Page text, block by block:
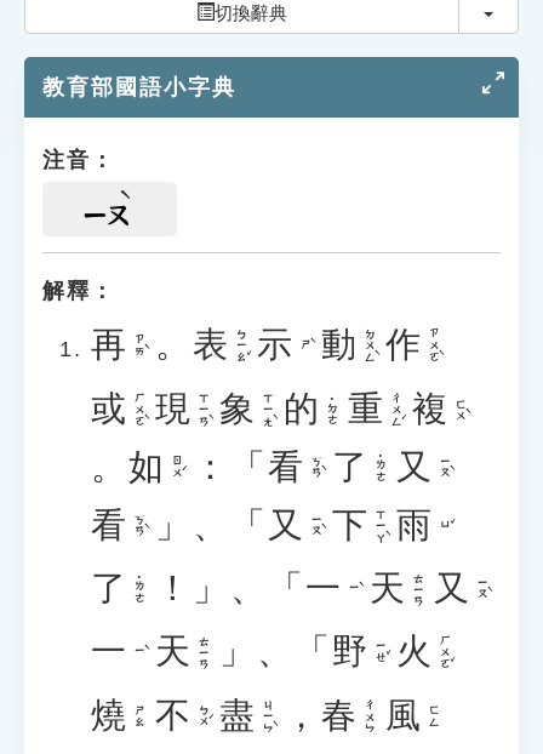
切換辭典 切換
教育部國語小字典
注音：
ㄧㄡ
解釋：
再 ㄗㄞˋ 。 表 ㄅㄧㄠˇ 示 ㄕˋ 動 ㄉㄨㄥˋ 作 ㄗㄨㄛˋ
或 ㄏㄨㄛˋ 現 ㄒㄧㄢˋ 象 ㄒㄧㄤˋ 的 ˙ㄉㄜ 重 ㄔㄨㄥˊ 複 ㄈㄨˋ
。 如 ㄖㄨˊ ：「 看 ㄎㄢˋ 了 ˙ㄌㄜ 又 ㄧㄡˋ
看 ㄎㄢˋ 」、「 又 ㄧㄡˋ 下 ㄒㄧㄚˋ 雨 ㄩˇ
了 ˙ㄌㄜ ！」、「 一 ㄧˋ 天 ㄊㄧㄢ 又 ㄧㄡˋ
一 ㄧˋ 天 ㄊㄧㄢ 」、「 野 ㄧㄝˇ 火 ㄏㄨㄛˇ
燒 ㄕㄠ 不 ㄅㄨˊ 盡 ㄐㄧㄣˋ ， 春 ㄔㄨㄣ 風 ㄈㄥ